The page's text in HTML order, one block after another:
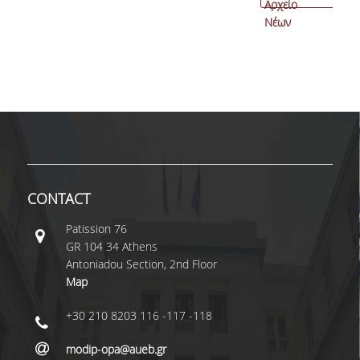
Αρχείο
Νέων
CONTACT
Patissiοn 76
GR 104 34 Athens
Antoniadou Section, 2nd Floor
Map
+30 210 8203 116 -117 -118
modip-opa@aueb.gr